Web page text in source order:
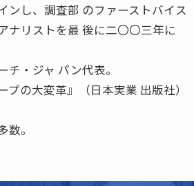
ンし、調査部 のファーストバイス
ナリストを最 後に二〇〇三年に
・ジャ パン代表。
プの大変革』（日本実業 出版社）
。